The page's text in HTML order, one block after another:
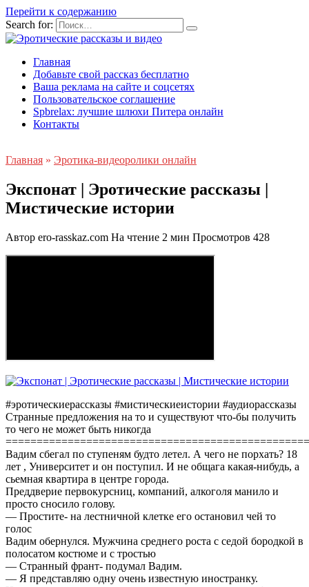
Перейти к содержанию
Search for:
Главная
Добавьте свой рассказ бесплатно
Ваша реклама на сайте и соцсетях
Пользовательское соглашение
Spbrelax: лучшие шлюхи Питера онлайн
Контакты
Главная » Эротика-видеоролики онлайн
Экспонат | Эротические рассказы |
Мистические истории
Автор ero-rasskaz.com На чтение 2 мин Просмотров 428
#эротическиерассказы #мистическиеистории #аудиорассказы
Странные предложения на то и существуют что-бы получить
то чего не может быть никогда
Вадим сбегал по ступеням будто летел. А чего не порхать? 18
лет , Университет и он поступил. И не общага какая-нибудь, а
сьемная квартира в центре города.
Преддверие первокурсниц, компаний, алкоголя манило и
просто сносило голову.
— Простите- на лестничной клетке его остановил чей то
голос
Вадим обернулся. Мужчина среднего роста с седой бородкой в
полосатом костюме и с тростью
— Странный франт- подумал Вадим.
— Я представляю одну очень известную иностранку.